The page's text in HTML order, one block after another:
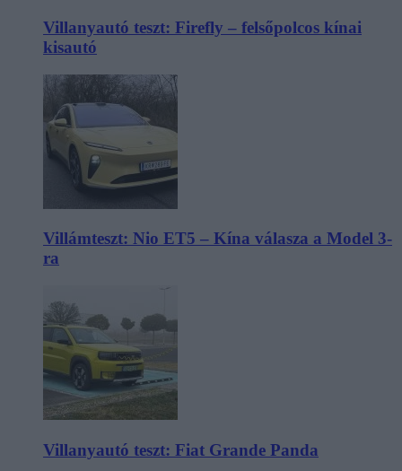
Villanyautó teszt: Firefly – felsőpolcos kínai
kisautó
Villámteszt: Nio ET5 – Kína válasza a Model 3-
ra
Villanyautó teszt: Fiat Grande Panda